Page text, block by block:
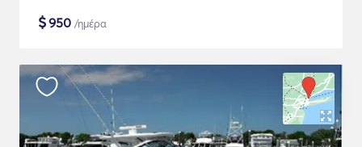
$950 /ημέρα